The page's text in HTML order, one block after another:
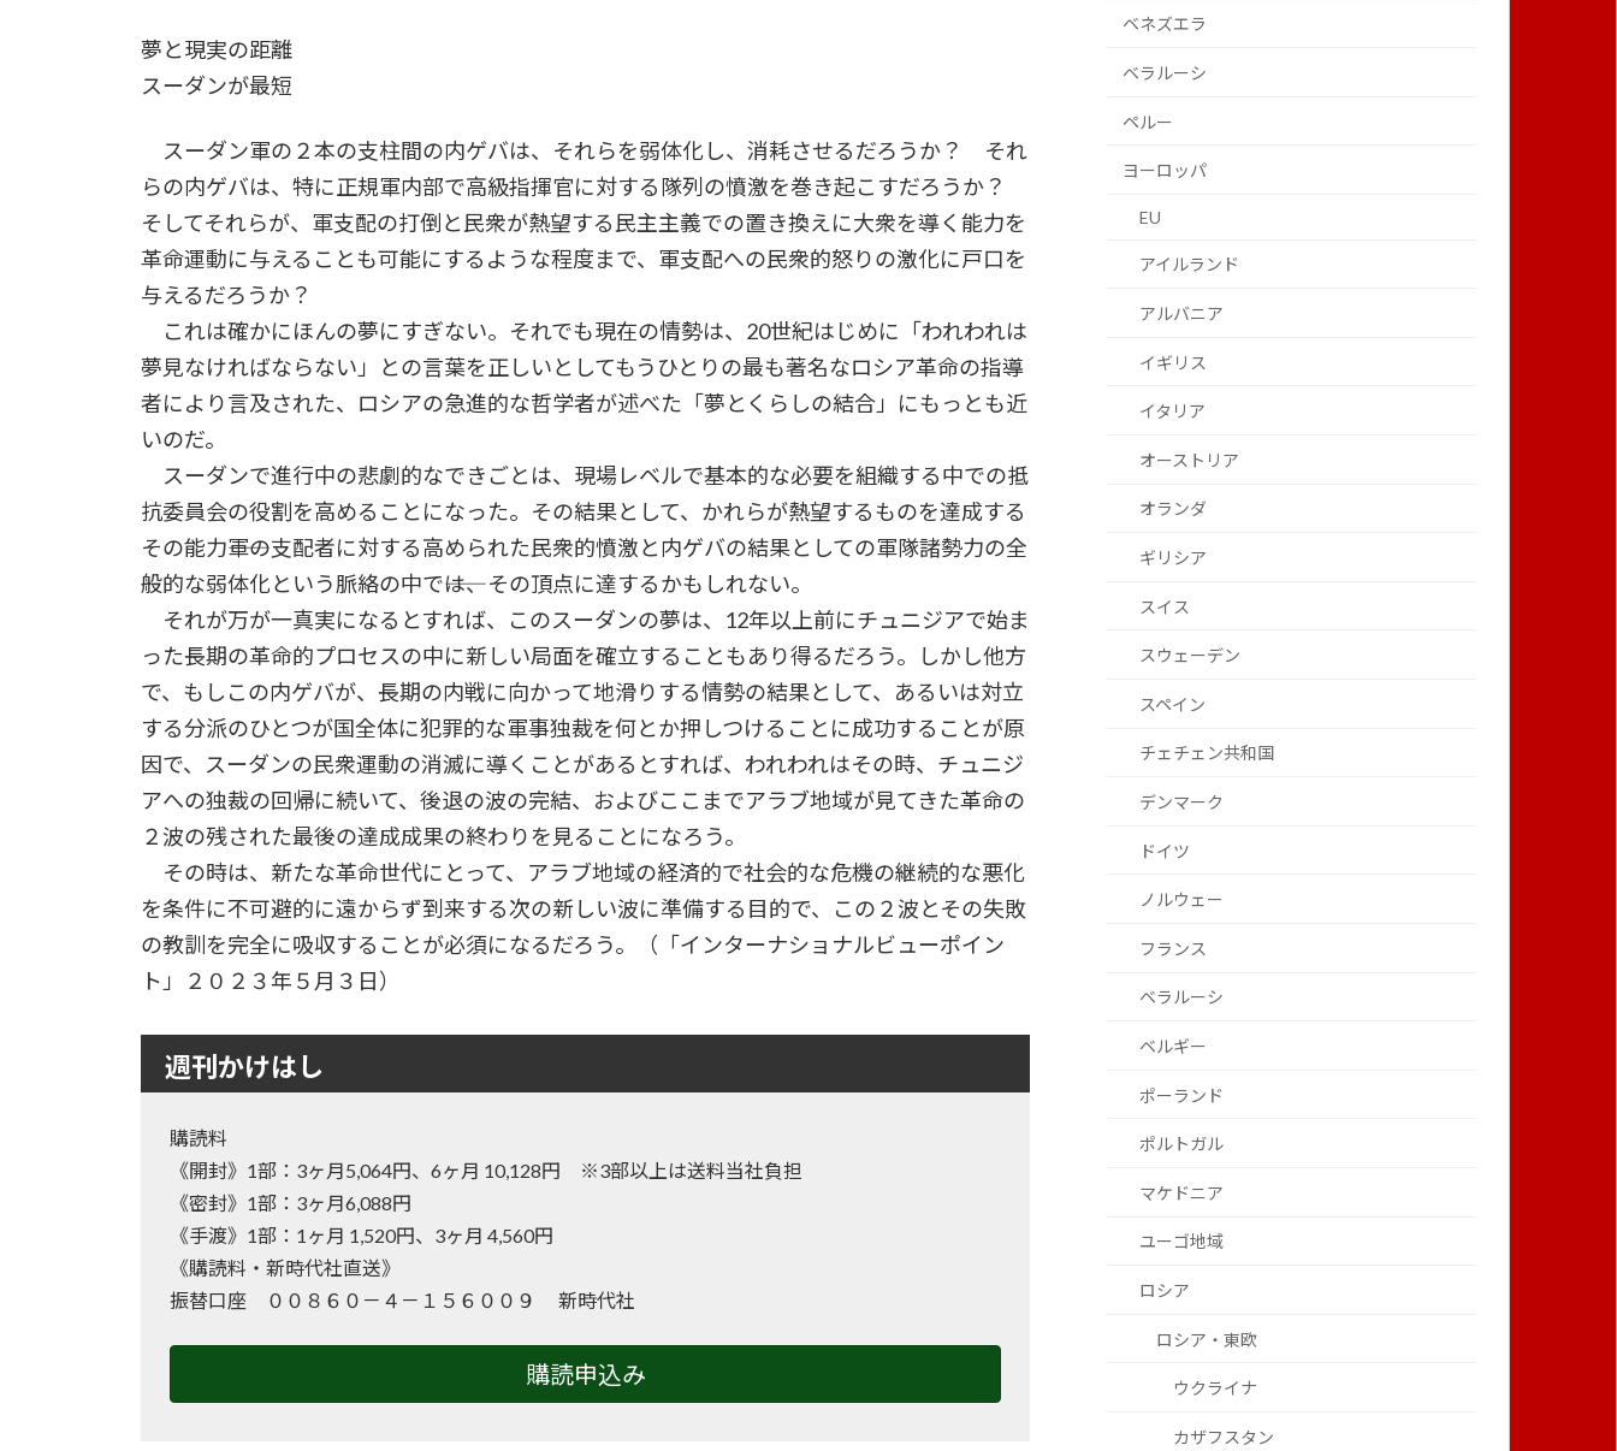
夢と現実の距離
スーダンが最短
スーダン軍の２本の支柱間の内ゲバは、それらを弱体化し、消耗させるだろうか？ それ
らの内ゲバは、特に正規軍内部で高級指揮官に対する隊列の憤激を巻き起こすだろうか？
そしてそれらが、軍支配の打倒と民衆が熱望する民主主義での置き換えに大衆を導く能力を
革命運動に与えることも可能にするような程度まで、軍支配への民衆的怒りの激化に戸口を
与えるだろうか？
これは確かにほんの夢にすぎない。それでも現在の情勢は、20世紀はじめに「われわれは
夢見なければならない」との言葉を正しいとしてもうひとりの最も著名なロシア革命の指導
者により言及された、ロシアの急進的な哲学者が述べた「夢とくらしの結合」にもっとも近
いのだ。
スーダンで進行中の悲劇的なできごとは、現場レベルで基本的な必要を組織する中での抵
抗委員会の役割を高めることになった。その結果として、かれらが熱望するものを達成する
その能力――軍の支配者に対する高められた民衆的憤激と内ゲバの結果としての軍隊諸勢力の全
般的な弱体化という脈絡の中で――は、その頂点に達するかもしれない。
それが万が一真実になるとすれば、このスーダンの夢は、12年以上前にチュニジアで始ま
った長期の革命的プロセスの中に新しい局面を確立することもあり得るだろう。しかし他方
で、もしこの内ゲバが、長期の内戦に向かって地滑りする情勢の結果として、あるいは対立
する分派のひとつが国全体に犯罪的な軍事独裁を何とか押しつけることに成功することが原
因で、スーダンの民衆運動の消滅に導くことがあるとすれば、われわれはその時、チュニジ
アへの独裁の回帰に続いて、後退の波の完結、およびここまでアラブ地域が見てきた革命の
２波の残された最後の達成成果の終わりを見ることになろう。
その時は、新たな革命世代にとって、アラブ地域の経済的で社会的な危機の継続的な悪化
を条件に不可避的に遠からず到来する次の新しい波に準備する目的で、この２波とその失敗
の教訓を完全に吸収することが必須になるだろう。（「インターナショナルビューポイン
ト」２０２３年５月３日）
週刊かけはし
購読料
《開封》1部：3ヶ月5,064円、6ヶ月 10,128円 ※3部以上は送料当社負担
《密封》1部：3ヶ月6,088円
《手渡》1部：1ヶ月 1,520円、3ヶ月 4,560円
《購読料・新時代社直送》
振替口座 ００８６０－４－１５６００９ 新時代社
購読申込み
ベネズエラ
ベラルーシ
ペルー
ヨーロッパ
EU
アイルランド
アルバニア
イギリス
イタリア
オーストリア
オランダ
ギリシア
スイス
スウェーデン
スペイン
チェチェン共和国
デンマーク
ドイツ
ノルウェー
フランス
ベラルーシ
ベルギー
ポーランド
ポルトガル
マケドニア
ユーゴ地域
ロシア
ロシア・東欧
ウクライナ
カザフスタン